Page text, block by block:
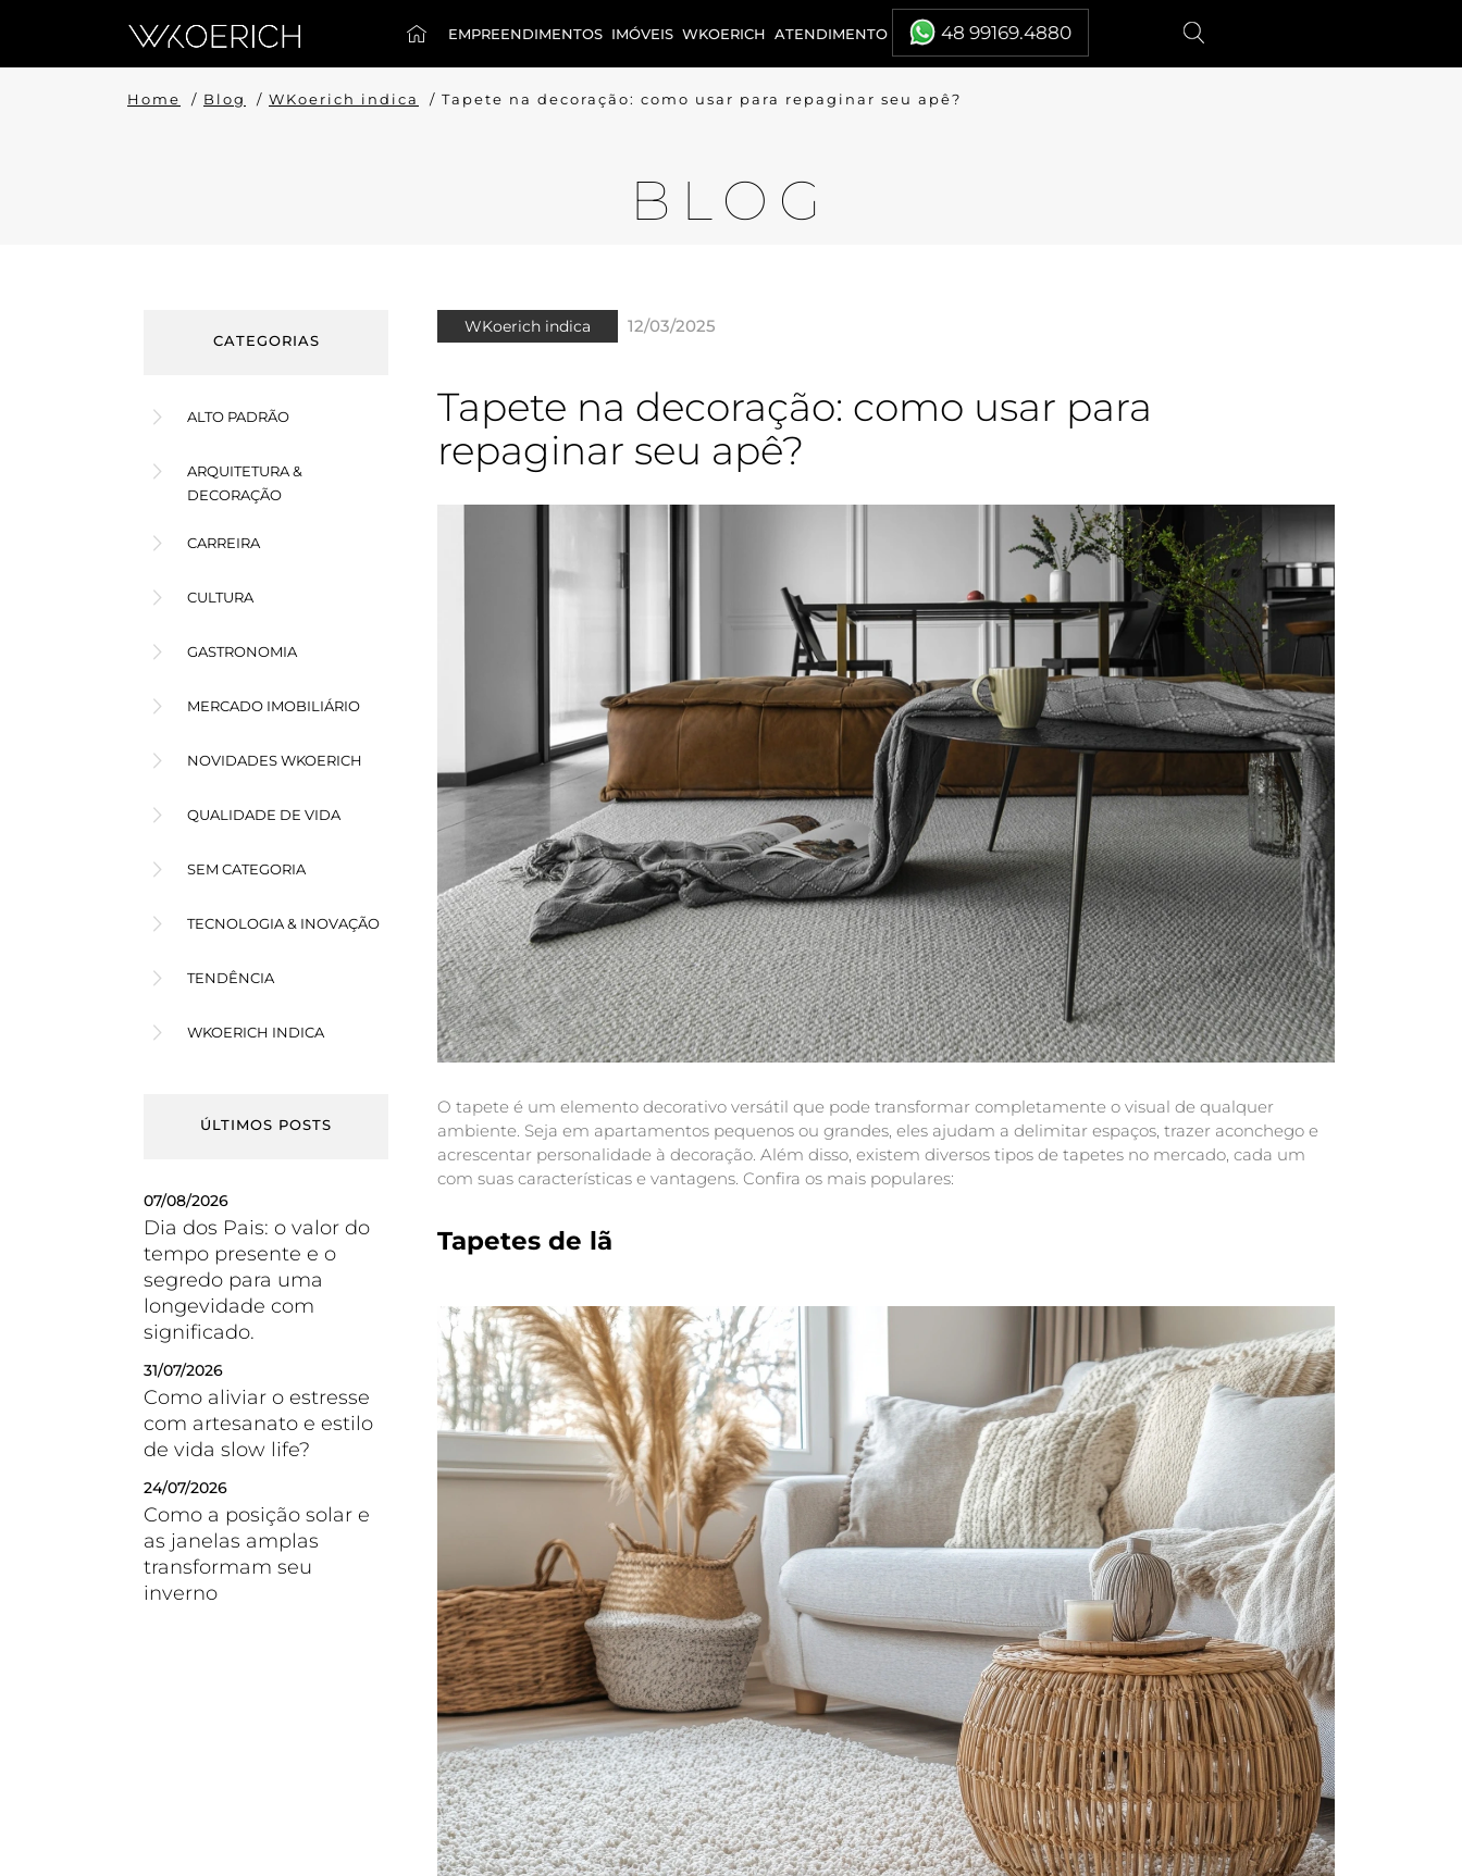
EMPREENDIMENTOS IMÓVEIS WKOERICH ATENDIMENTO 48 99169.4880
Home / Blog / WKoerich indica / Tapete na decoração: como usar para repaginar seu apê?
BLOG
CATEGORIAS
ALTO PADRÃO
ARQUITETURA &
DECORAÇÃO
CARREIRA
CULTURA
GASTRONOMIA
MERCADO IMOBILIÁRIO
NOVIDADES WKOERICH
QUALIDADE DE VIDA
SEM CATEGORIA
TECNOLOGIA & INOVAÇÃO
TENDÊNCIA
WKOERICH INDICA
ÚLTIMOS POSTS
07/08/2026
Dia dos Pais: o valor do
tempo presente e o
segredo para uma
longevidade com
significado.
31/07/2026
Como aliviar o estresse
com artesanato e estilo
de vida slow life?
24/07/2026
Como a posição solar e
as janelas amplas
transformam seu
inverno
WKoerich indica 12/03/2025
Tapete na decoração: como usar para
repaginar seu apê?
O tapete é um elemento decorativo versátil que pode transformar completamente o visual de qualquer
ambiente. Seja em apartamentos pequenos ou grandes, eles ajudam a delimitar espaços, trazer aconchego e
acrescentar personalidade à decoração. Além disso, existem diversos tipos de tapetes no mercado, cada um
com suas características e vantagens. Confira os mais populares:
Tapetes de lã